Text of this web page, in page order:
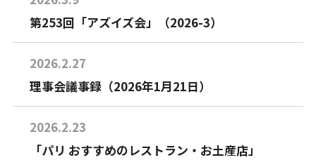
第253回「アズイズ会」（2026-3）
2026.2.27
理事会議事録（2026年1月21日）
2026.2.23
「パリ おすすめのレストラン・お土産店」